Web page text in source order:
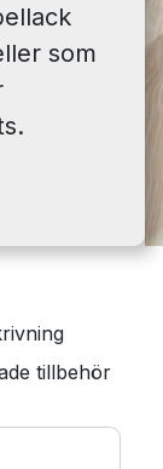
som
tillbehör